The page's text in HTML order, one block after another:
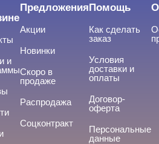
и
Предложения
Акции
Новинки
Скоро в
продаже
Распродажа
Соцконтракт
Помощь
Как сделать
заказ
Условия
доставки и
оплаты
Договор-
оферта
Персональные
данные